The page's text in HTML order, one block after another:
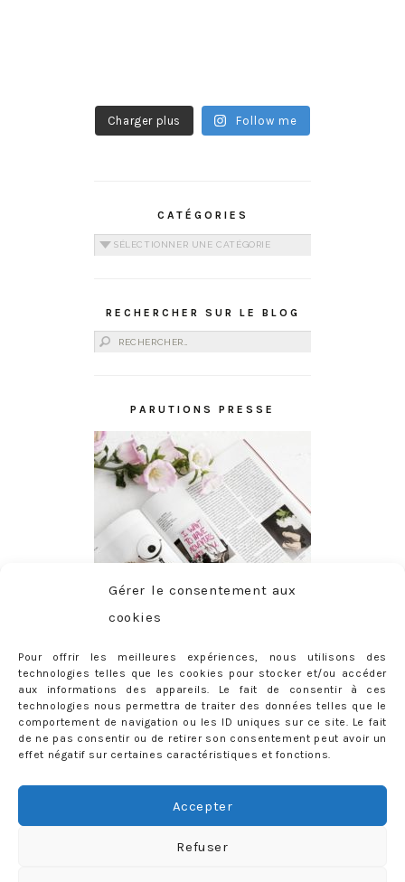
Gérer le consentement aux
cookies
Pour offrir les meilleures expériences, nous utilisons des
technologies telles que les cookies pour stocker et/ou accéder
aux informations des appareils. Le fait de consentir à ces
technologies nous permettra de traiter des données telles que le
comportement de navigation ou les ID uniques sur ce site. Le fait
de ne pas consentir ou de retirer son consentement peut avoir un
effet négatif sur certaines caractéristiques et fonctions.
Accepter
Refuser
Charger plus Follow me
CATÉGORIES
Catégories
RECHERCHER SUR LE BLOG
Rechercher :
PARUTIONS PRESSE
ABONNEMENT
Adresse
Rejoignez les 398 autres abonnés